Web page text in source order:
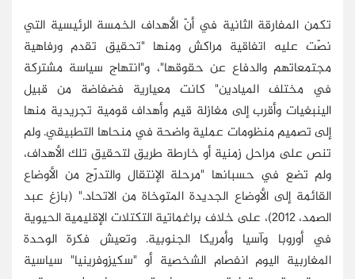
تكمن المفارقة الثانية في أنّ الأهداف الخمسة الرئيسية التي
نصّت عليه اتفاقية مراكش ومنها "تحقيق تقدم ورفاهية
مجتمعاتهم والدفاع عن حقوقها"، و"انتهاج سياسة مشتركة
في مختلف الميادين" كانت معيارية فضفاضة من قبيل
الينبغيات وأقرب إلى مغازلة قيم وأهداف قومية تجريدية منها
إلى تصميم منظومات عملية واضحة في منحاها التطبيقي. ولم
تنص على مراحل زمنية أو خارطة طريق لتحقيق تلك الأهداف،
ولم تضع في حسبانها "مرحلة الإنتقال والتدرّج من الأوضاع
القائمة إلى الأوضاع الجديدة المتوخاة من الاتحاد." (بازغ عبد
الصمد، 2012)، على خلاف براغماتية التكتلات الإقليمية الحيوية
في أوروبا وآسيا وأمريكا الجنوبية. وتعيش فكرة الوحدة
المغاربية اليوم انفصام الشخصية أو "سكيزوفرينيا" سياسية